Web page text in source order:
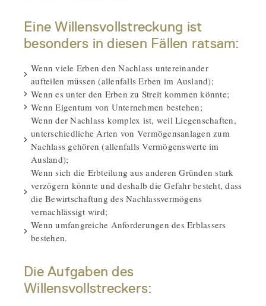
Eine Willensvollstreckung ist
besonders in diesen Fällen ratsam:
Wenn viele Erben den Nachlass untereinander
aufteilen müssen (allenfalls Erben im Ausland);
Wenn es unter den Erben zu Streit kommen könnte;
Wenn Eigentum von Unternehmen bestehen;
Wenn der Nachlass komplex ist, weil Liegenschaften,
unterschiedliche Arten von Vermögensanlagen zum
Nachlass gehören (allenfalls Vermögenswerte im
Ausland);
Wenn sich die Erbteilung aus anderen Gründen stark
verzögern könnte und deshalb die Gefahr besteht, dass
die Bewirtschaftung des Nachlassvermögens
vernachlässigt wird;
Wenn umfangreiche Anforderungen des Erblassers
bestehen.
Die Aufgaben des
Willensvollstreckers: